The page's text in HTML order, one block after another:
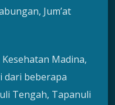
Jum’at
Madina,
dari beberapa
Tengah, Tapanuli